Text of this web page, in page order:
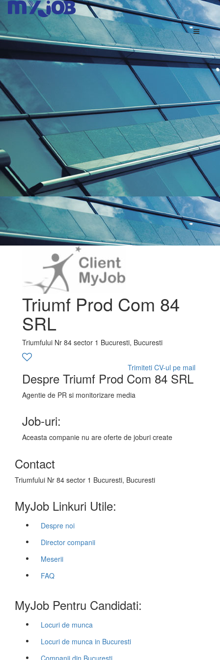
Triumf Prod Com 84
SRL
Triumfului Nr 84 sector 1 Bucuresti, Bucuresti
Trimiteti CV-ul pe mail
Despre Triumf Prod Com 84 SRL
Agentie de PR si monitorizare media
Job-uri:
Aceasta companie nu are oferte de joburi create
Contact
Triumfului Nr 84 sector 1 Bucuresti, Bucuresti
MyJob Linkuri Utile:
Despre noi
Director companii
Meserii
FAQ
MyJob Pentru Candidati:
Locuri de munca
Locuri de munca in Bucuresti
Companii din Bucuresti